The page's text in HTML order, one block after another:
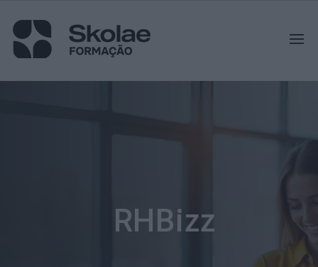
RHBizz